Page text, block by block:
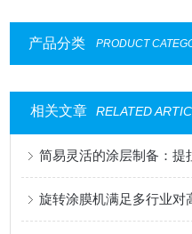
产品分类 PRODUCT
相关文章 RELATED
简易灵活的涂层制备：提
旋转涂膜机满足多行业对